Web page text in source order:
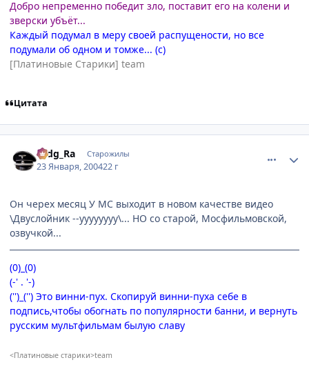
Добро непременно победит зло, поставит его на колени и
зверски убъёт...
Каждый подумал в меру своей распущености, но все
подумали об одном и томже... (с)
[Платиновые Старики] team
Цитата
Hidg_Ra Старожилы
23 Января, 200422 г
Он черех месяц У MC выходит в новом качестве видео
\Двуслойник --уууууууу\... НО со старой, Мосфильмовской,
озвучкой...
(0)_(0)
(-' . '-)
('')_('') Это винни-пух. Скопируй винни-пуха себе в
подпись,чтобы обогнать по популярности банни, и вернуть
русским мультфильмам былую славу
<Платиновые старики>team